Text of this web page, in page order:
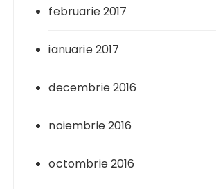
februarie 2017
ianuarie 2017
decembrie 2016
noiembrie 2016
octombrie 2016